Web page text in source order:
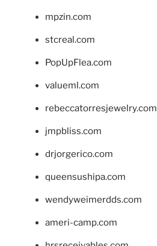
mpzin.com
stcreal.com
PopUpFlea.com
valueml.com
rebeccatorresjewelry.com
jmpbliss.com
drjorgerico.com
queensushipa.com
wendyweimerdds.com
ameri-camp.com